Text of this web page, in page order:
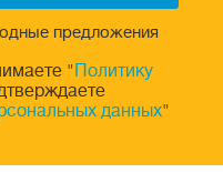
предложения
"Политику
данных"